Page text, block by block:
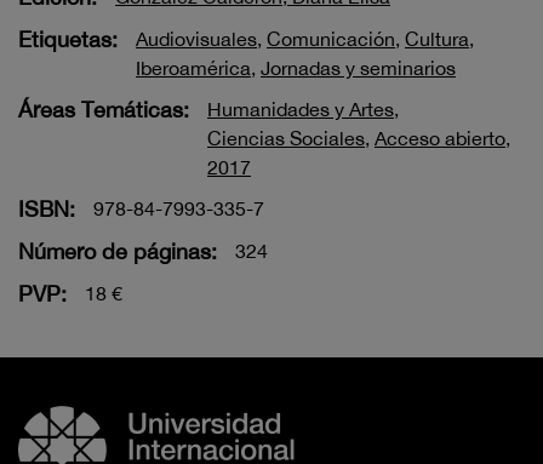
Etiquetas: Audiovisuales, Comunicación, Cultura,
Iberoamérica, Jornadas y seminarios
Áreas Temáticas: Humanidades y Artes,
Ciencias Sociales, Acceso abierto,
2017
ISBN: 978-84-7993-335-7
Número de páginas: 324
PVP: 18 €